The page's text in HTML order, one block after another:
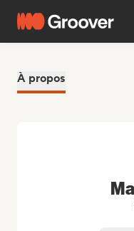
À propos